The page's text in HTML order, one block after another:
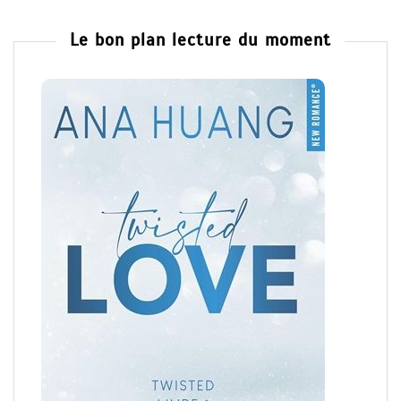
Le bon plan lecture du moment